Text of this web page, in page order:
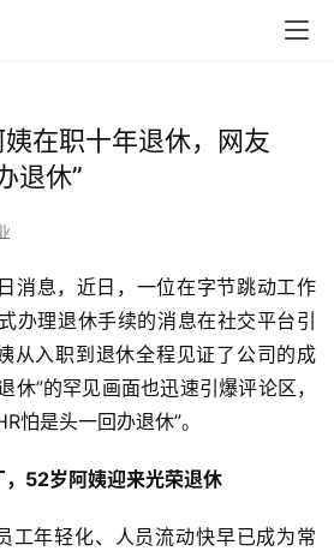
在职十年退休，网友
退休”
消息，近日，一位在字节跳动工作
办理退休手续的消息在社交平台引
从入职到退休全程见证了公司的成
休”的罕见画面也迅速引爆评论区，
怕是头一回办退休”。
52岁阿姨迎来光荣退休
工年轻化、人员流动快早已成为常